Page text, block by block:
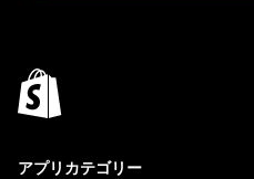
アプリカテゴリー